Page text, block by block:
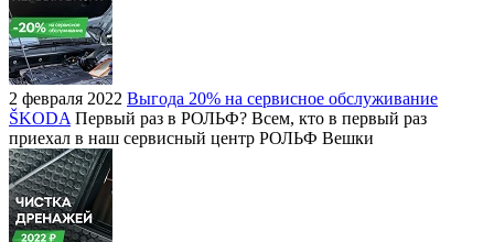
2 февраля 2022 Выгода 20% на сервисное обслуживание
ŠKODA Первый раз в РОЛЬФ? Всем, кто в первый раз
приехал в наш сервисный центр РОЛЬФ Вешки